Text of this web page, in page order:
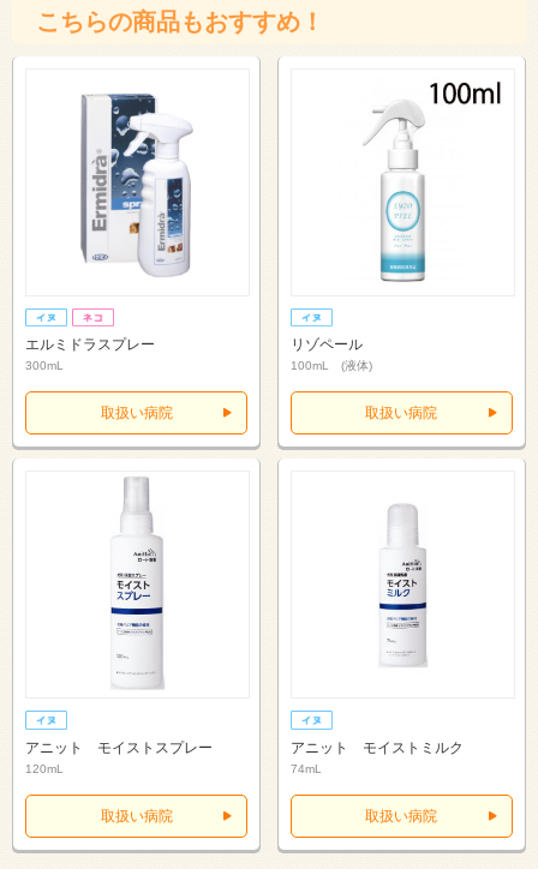
こちらの商品もおすすめ！
エルミドラスプレー
300mL
取扱い病院
リゾペール
100mL (液体)
取扱い病院
アニット モイストスプレー
120mL
取扱い病院
アニット モイストミルク
74mL
取扱い病院